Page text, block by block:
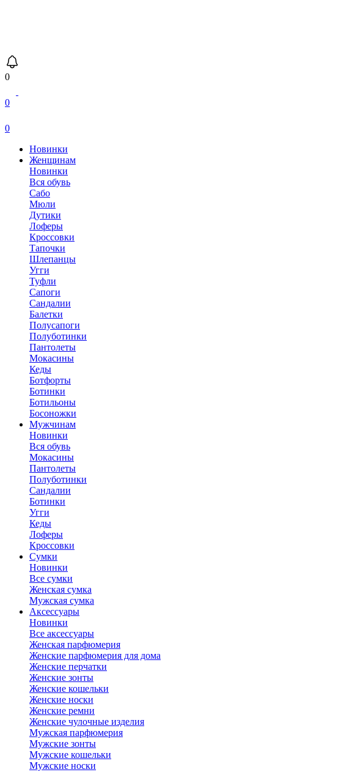
0
0
0
Новинки
Женщинам
Новинки
Вся обувь
Сабо
Мюли
Дутики
Лоферы
Кроссовки
Тапочки
Шлепанцы
Угги
Туфли
Сапоги
Сандалии
Балетки
Полусапоги
Полуботинки
Пантолеты
Мокасины
Кеды
Ботфорты
Ботинки
Ботильоны
Босоножки
Мужчинам
Новинки
Вся обувь
Мокасины
Пантолеты
Полуботинки
Сандалии
Ботинки
Угги
Кеды
Лоферы
Кроссовки
Сумки
Новинки
Все сумки
Женская сумка
Мужская сумка
Аксессуары
Новинки
Все аксессуары
Женская парфюмерия
Женские парфюмерия для дома
Женские перчатки
Женские зонты
Женские кошельки
Женские носки
Женские ремни
Женские чулочные изделия
Мужская парфюмерия
Мужские зонты
Мужские кошельки
Мужские носки